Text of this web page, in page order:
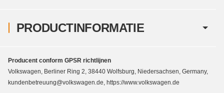
PRODUCTINFORMATIE
Producent conform GPSR richtlijnen
Volkswagen, Berliner Ring 2, 38440 Wolfsburg, Niedersachsen, Germany,
kundenbetreuung@volkswagen.de, https://www.volkswagen.de